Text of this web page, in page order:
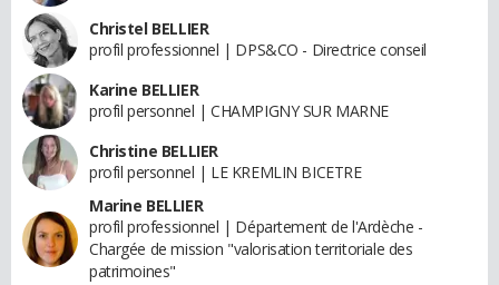
Christel BELLIER
profil professionnel | DPS&CO - Directrice conseil
Karine BELLIER
profil personnel | CHAMPIGNY SUR MARNE
Christine BELLIER
profil personnel | LE KREMLIN BICETRE
Marine BELLIER
profil professionnel | Département de l'Ardèche -
Chargée de mission "valorisation territoriale des
patrimoines"